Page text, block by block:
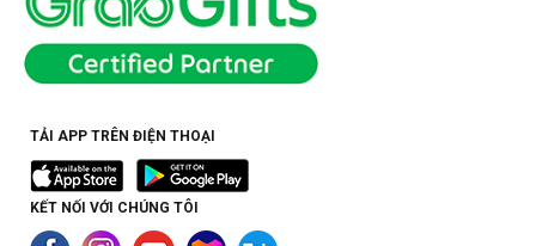
TẢI APP TRÊN ĐIỆN THOẠI
KẾT NỐI VỚI CHÚNG TÔI